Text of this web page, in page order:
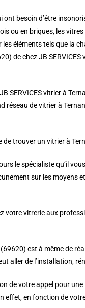
besoin d’être
ou en briques, les
éléments tels que la
de chez JB
SERVICES vitrier à
réseau de vitrier à
de trouver un vitrier à
le spécialiste qu’il
sur les moyens
votre vitrerie aux
est à même de
aller de l’installation,
de votre appel pour
en fonction de